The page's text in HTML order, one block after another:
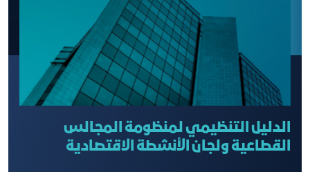
الدليل التنظيمي لمنظومة المجالس
القطاعية ولجان الأنشطة الاقتصادية